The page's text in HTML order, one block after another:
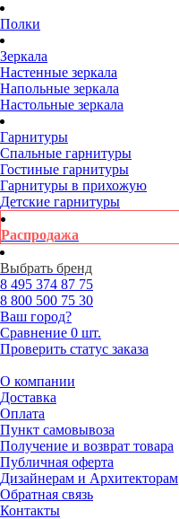
Полки
Зеркала
Настенные зеркала
Напольные зеркала
Настольные зеркала
Гарнитуры
Спальные гарнитуры
Гостиные гарнитуры
Гарнитуры в прихожую
Детские гарнитуры
Распродажа
Выбрать бренд
8 495 374 87 75
8 800 500 75 30
Ваш город?
Сравнение 0 шт.
Проверить статус заказа
О компании
Доставка
Оплата
Пункт самовывоза
Получение и возврат товара
Публичная оферта
Дизайнерам и Архитекторам
Обратная связь
Контакты